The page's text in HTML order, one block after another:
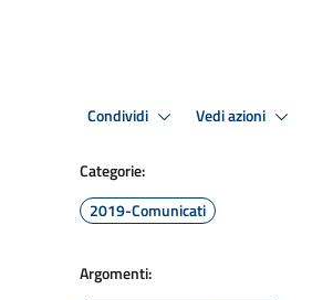
Condividi Vedi azioni
Categorie:
2019-Comunicati
Argomenti: